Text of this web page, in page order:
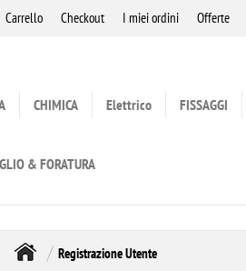
Carrello Checkout I miei ordini Offerte
CHIMICA Elettrico FISSAGGI
& FORATURA
Registrazione Utente